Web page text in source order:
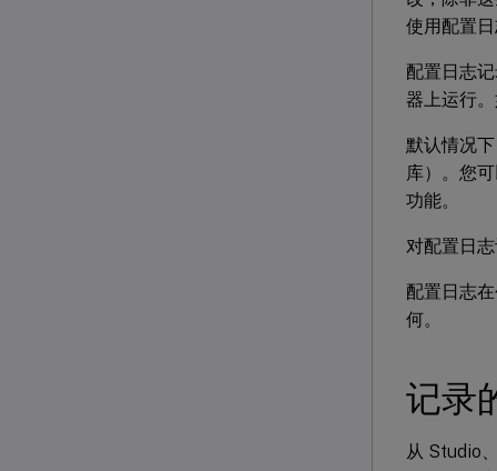
使用配置
配置日志
器上运行
默认情况
库）。您
功能。
对配置日
配置日志
何。
记录
从 Studio